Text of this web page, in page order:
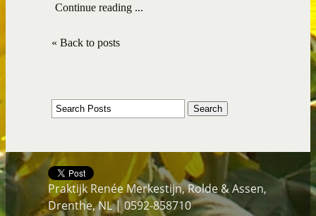
Continue reading ...
« Back to posts
Praktijk Renée Merkestijn, Rolde & Assen,
Drenthe, NL | 0592-858710